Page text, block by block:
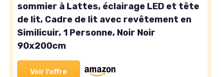
sommier à Lattes, éclairage LED et tête
de lit, Cadre de lit avec revêtement en
Similicuir, 1 Personne, Noir Noir
90x200cm
Voir l'offre